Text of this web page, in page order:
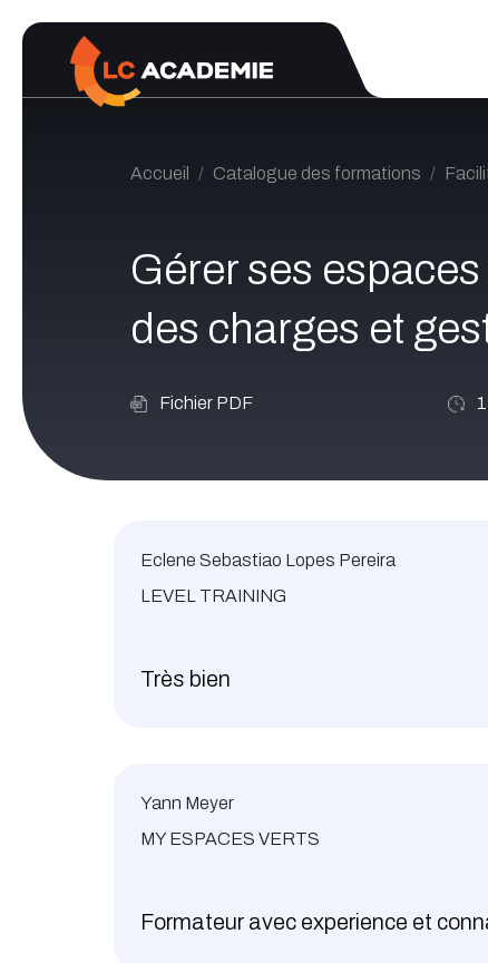
Accueil Catalogue des formations
Gérer ses
des charges et
Fichier PDF 1
Eclene Sebastiao Lopes Pereira
LEVEL TRAINING
Très bien
Yann Meyer
MY ESPACES VERTS
Formateur avec experience et